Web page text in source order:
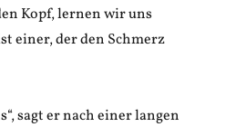
Kopf, lernen wir uns
einer, der den Schmerz
sagt er nach einer langen